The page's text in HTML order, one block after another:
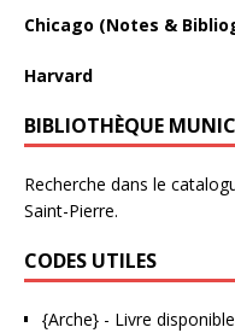
Chicago (Notes &
Harvard
BIBLIOTHÈQUE
Recherche dans le
Saint-Pierre.
CODES UTILES
{Arche} - Livre